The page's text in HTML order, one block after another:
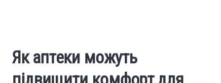
Construction
Як аптеки можуть